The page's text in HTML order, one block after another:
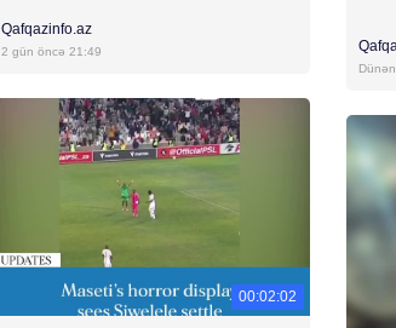
Qafqazinfo.az
2 gün öncə 21:49
00:02:02